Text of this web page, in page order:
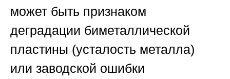
может быть признаком
деградации биметаллической
пластины (усталость металла)
или заводской ошибки